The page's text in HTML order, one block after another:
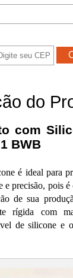
do
com
BWB
é ideal para
precisão, pois é
de sua
rígida com
de silicone e